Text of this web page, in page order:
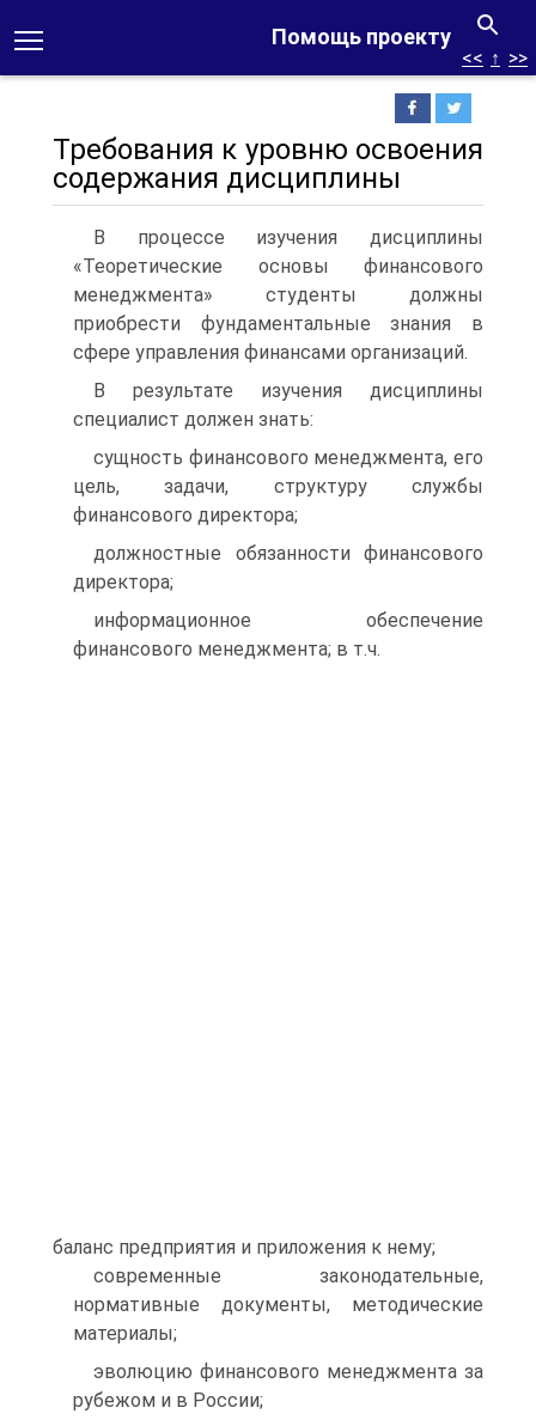
Помощь проекту
<< ↑ >>
Требования к уровню освоения
содержания дисциплины
В процессе изучения дисциплины
«Теоретические основы финансового
менеджмента» студенты должны
приобрести фундаментальные знания в
сфере управления финансами организаций.
В результате изучения дисциплины
специалист должен знать:
сущность финансового менеджмента, его
цель, задачи, структуру службы
финансового директора;
должностные обязанности финансового
директора;
информационное обеспечение
финансового менеджмента; в т.ч.
баланс предприятия и приложения к нему;
современные законодательные,
нормативные документы, методические
материалы;
эволюцию финансового менеджмента за
рубежом и в России;